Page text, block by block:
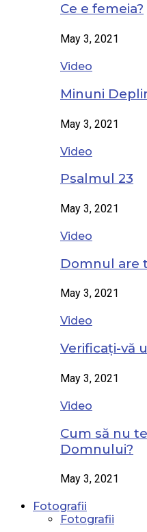
Ce e femeia?
May 3, 2021
Video
Minuni
May 3, 2021
Video
Psalmul 23
May 3, 2021
Video
Domnul are
May 3, 2021
Video
Verificați-vă
May 3, 2021
Video
Cum să nu
Domnului?
May 3, 2021
Fotografii
Fotografii